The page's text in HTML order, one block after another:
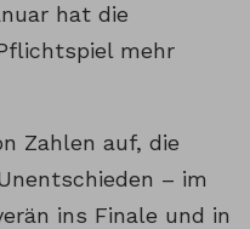
hat die
mehr
Zahlen auf, die
– im
ins Finale und in